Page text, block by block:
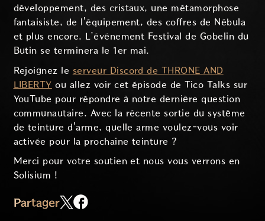
développement, des cristaux, une métamorphose
fantaisiste, de l'équipement, des coffres de Nébula
et plus encore. L’événement Festival de Gobelin du
Butin se terminera le 1er mai.
Rejoignez le serveur Discord de THRONE AND
LIBERTY ou allez voir cet épisode de Tico Talks sur
YouTube pour répondre à notre dernière question
communautaire. Avec la récente sortie du système
de teinture d'arme, quelle arme voulez-vous voir
activée pour la prochaine teinture ?
Merci pour votre soutien et nous vous verrons en
Solisium !
Partager